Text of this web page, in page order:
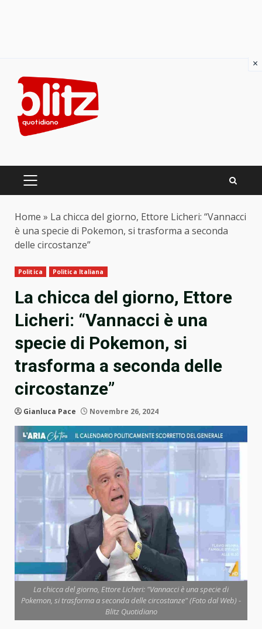
content
PRIMARY
Home » La chicca del giorno, Ettore Licheri: “Vannacci
è una specie di Pokemon, si trasforma a seconda
delle circostanze”
Politica Politica Italiana
La chicca del giorno, Ettore
Licheri: “Vannacci è una
specie di Pokemon, si
trasforma a seconda delle
circostanze”
Gianluca Pace Novembre 26, 2024
La chicca del giorno, Ettore Licheri: "Vannacci è una specie di
Pokemon, si trasforma a seconda delle circostanze" (Foto dal Web) -
Blitz Quotidiano
×